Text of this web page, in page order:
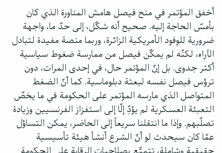
أخفق المؤتمر في منح فيصل هامش المناورة الذي كان
بأمسّ الحاجة إليه. صحيح أنه شكّل، إلى حدّ ما، واجهة
ضرورية للوفود الأمريكية الزائرة، وربما منصة مفيدة لتبادل
الآراء، لكنّه لم يمكّن فيصل من ممارسة ضغوط سياسية
أكثر جدوى. بل إنّ المؤتمر حال، في إحدى المرات، دون
ترؤس فيصل نفسه لبعثة دبلوماسية. كما أنّ الضغط
المتواصل الذي مارسه المؤتمر على الحكومة في ما يخصّ
التعبئة العسكرية لم يؤدِّ إلّا إلى استفزاز الفرنسيين وزيادة
تصلّبهم. وإذا ما انتقلنا سريعاً إلى الحاضر، يمكن التساؤل
عمّا كان سيحدث لو أنّ الشرع أنشأ هيئة تأسيسية